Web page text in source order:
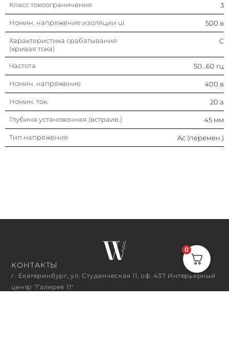
Класс токоограничения 3
Номин. напряжение изоляции ui 500 в
Характеристика срабатывания
(кривая тока)
C
Частота 50…60 гц
Номин. напряжение 400 в
Номин. ток 20 а
Глубина установочная (встраив.) 45 мм
Тип напряжения Ac (перемен.)
КОНТАКТЫ
г. Екатеринбург, ул. Студенческая 11, оф. 437 Интерьерный
центр "Галерея 11"
0